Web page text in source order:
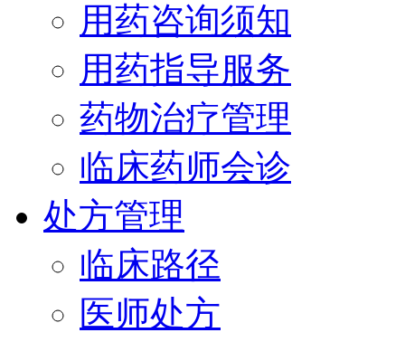
用药咨询须知
用药指导服务
药物治疗管理
临床药师会诊
处方管理
临床路径
医师处方